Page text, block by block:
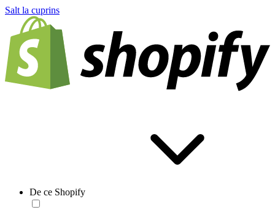
Salt la cuprins
De ce Shopify